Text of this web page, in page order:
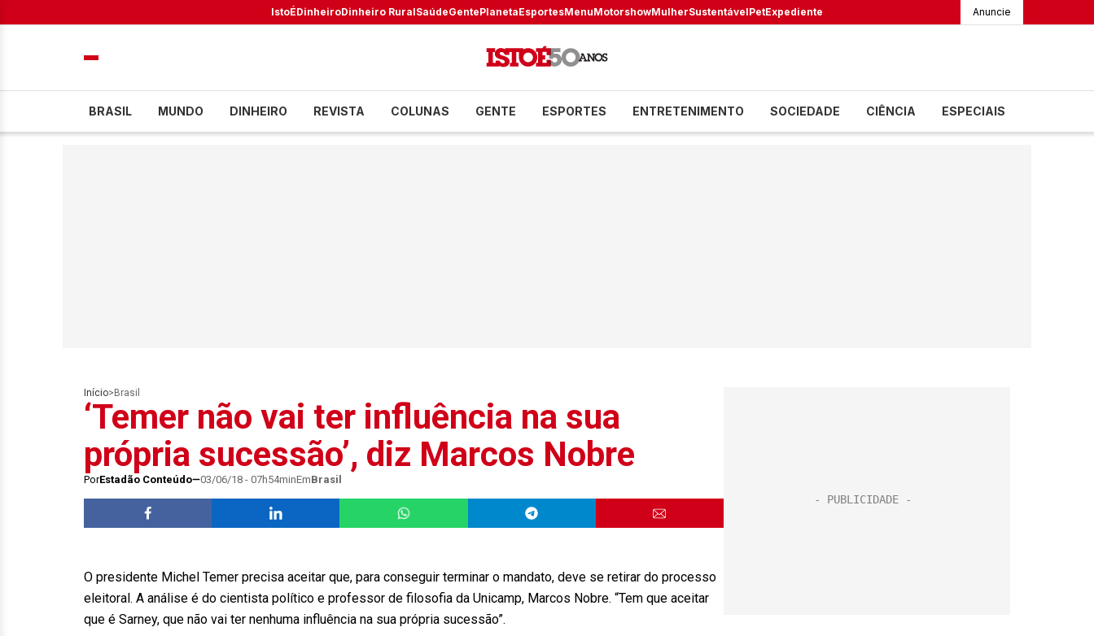
IstoÉDinheiroDinheiro RuralSaúdeGentePlanetaEsportesMenuMotorshowMulherSustentávelPetExpediente Anuncie
BRASIL MUNDO DINHEIRO REVISTA COLUNAS GENTE ESPORTES ENTRETENIMENTO SOCIEDADE CIÊNCIA ESPECIAIS
Início> Brasil
‘Temer não vai ter influência na sua
própria sucessão’, diz Marcos Nobre
PorEstadão Conteúdo 03/06/18 - 07h54minEmBrasil
O presidente Michel Temer precisa aceitar que, para conseguir terminar o mandato, deve se retirar do processo
eleitoral. A análise é do cientista político e professor de filosofia da Unicamp, Marcos Nobre. “Tem que aceitar
que é Sarney, que não vai ter nenhuma influência na sua própria sucessão”.